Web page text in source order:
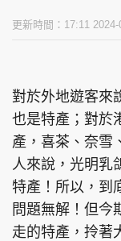
更新時間：17:11 2024-
對於外地遊客來
也是特產；對於
產，喜茶、奈雪
人來說，光明乳
特產！所以，到
問題無解！但今
走的特產，拎著